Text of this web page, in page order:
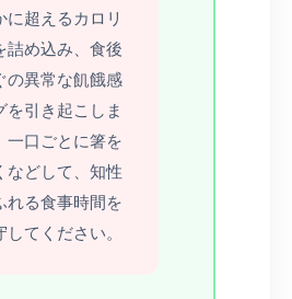
に超えるカロリ
詰め込み、食後
の異常な飢餓感
を引き起こしま
一口ごとに箸を
などして、知性
れる食事時間を
してください。